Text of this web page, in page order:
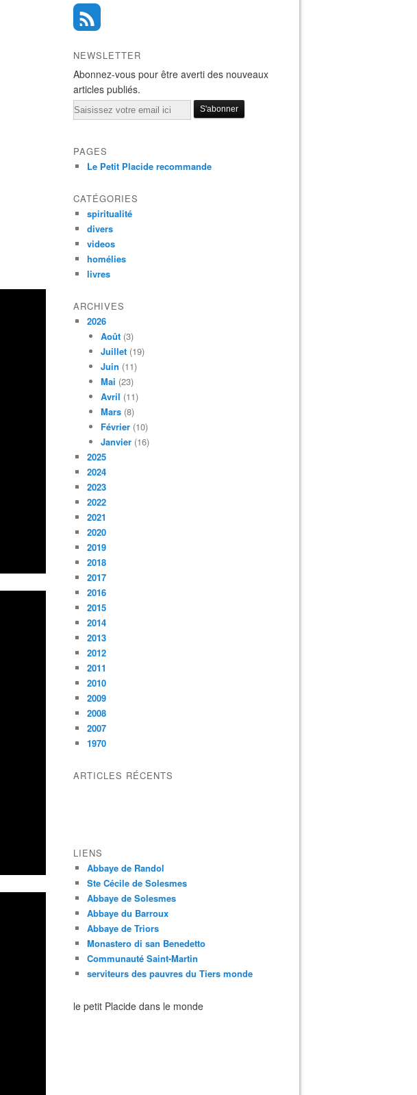
NEWSLETTER
Abonnez-vous pour être averti des nouveaux
articles publiés.
Email
PAGES
Le Petit Placide recommande
CATÉGORIES
spiritualité
divers
videos
homélies
livres
ARCHIVES
2026
Août (3)
Juillet (19)
Juin (11)
Mai (23)
Avril (11)
Mars (8)
Février (10)
Janvier (16)
2025
2024
2023
2022
2021
2020
2019
2018
2017
2016
2015
2014
2013
2012
2011
2010
2009
2008
2007
1970
ARTICLES RÉCENTS
LIENS
Abbaye de Randol
Ste Cécile de Solesmes
Abbaye de Solesmes
Abbaye du Barroux
Abbaye de Triors
Monastero di san Benedetto
Communauté Saint-Martin
serviteurs des pauvres du Tiers monde
le petit Placide dans le monde